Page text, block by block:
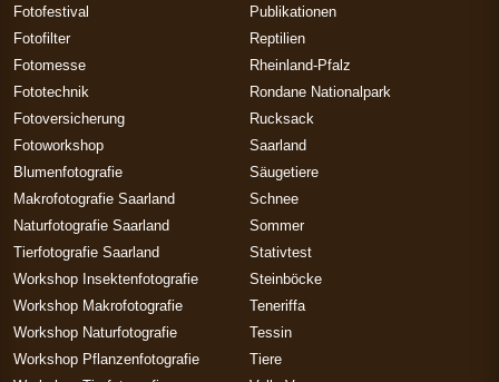
Fotofestival
Fotofilter
Fotomesse
Fototechnik
Fotoversicherung
Fotoworkshop
Blumenfotografie
Makrofotografie Saarland
Naturfotografie Saarland
Tierfotografie Saarland
Workshop Insektenfotografie
Workshop Makrofotografie
Workshop Naturfotografie
Workshop Pflanzenfotografie
Publikationen
Reptilien
Rheinland-Pfalz
Rondane Nationalpark
Rucksack
Saarland
Säugetiere
Schnee
Sommer
Stativtest
Steinböcke
Teneriffa
Tessin
Tiere